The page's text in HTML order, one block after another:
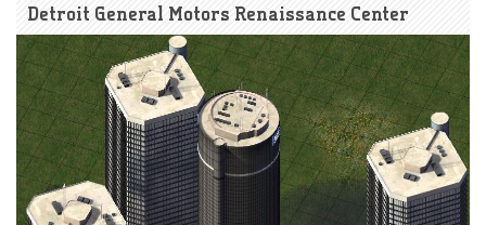
Detroit General Motors Renaissance Center